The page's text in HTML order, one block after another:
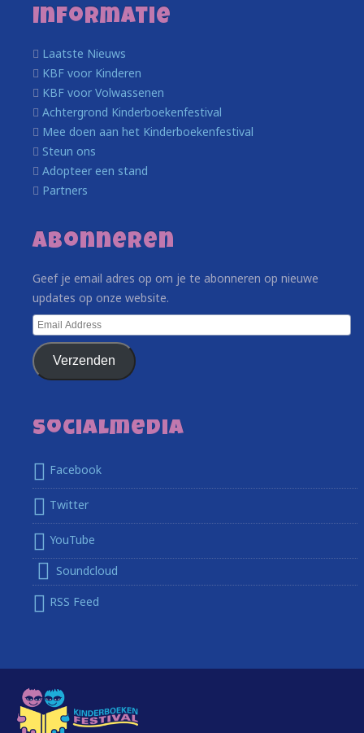
Informatie
Laatste Nieuws
KBF voor Kinderen
KBF voor Volwassenen
Achtergrond Kinderboekenfestival
Mee doen aan het Kinderboekenfestival
Steun ons
Adopteer een stand
Partners
Abonneren
Geef je email adres op om je te abonneren op nieuwe
updates op onze website.
Email
Address
Verzenden
Socialmedia
Facebook
Twitter
YouTube
Soundcloud
RSS Feed